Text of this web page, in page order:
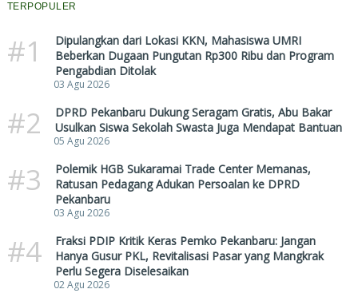
TERPOPULER
#1
Dipulangkan dari Lokasi KKN, Mahasiswa UMRI
Beberkan Dugaan Pungutan Rp300 Ribu dan Program
Pengabdian Ditolak
03 Agu 2026
#2
DPRD Pekanbaru Dukung Seragam Gratis, Abu Bakar
Usulkan Siswa Sekolah Swasta Juga Mendapat Bantuan
05 Agu 2026
#3
Polemik HGB Sukaramai Trade Center Memanas,
Ratusan Pedagang Adukan Persoalan ke DPRD
Pekanbaru
03 Agu 2026
#4
Fraksi PDIP Kritik Keras Pemko Pekanbaru: Jangan
Hanya Gusur PKL, Revitalisasi Pasar yang Mangkrak
Perlu Segera Diselesaikan
02 Agu 2026